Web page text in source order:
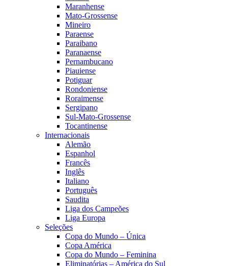
Maranhense
Mato-Grossense
Mineiro
Paraense
Paraibano
Paranaense
Pernambucano
Piauiense
Potiguar
Rondoniense
Roraimense
Sergipano
Sul-Mato-Grossense
Tocantinense
Internacionais
Alemão
Espanhol
Francês
Inglês
Italiano
Português
Saudita
Liga dos Campeões
Liga Europa
Seleções
Copa do Mundo – Única
Copa América
Copa do Mundo – Feminina
Eliminatórias – América do Sul